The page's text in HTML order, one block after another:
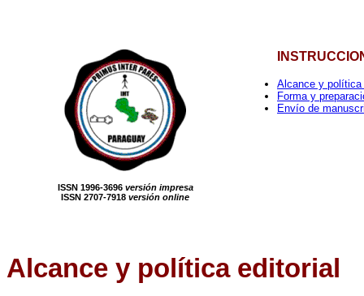
ISSN 1996-3696 versión impresa
ISSN 2707-7918 versión online
Alcance y política
Forma y
Envío de
Alcance y política editorial